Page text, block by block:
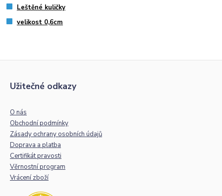
Leštěné kuličky
velikost 0,6cm
Užitečné odkazy
O nás
Obchodní podmínky
Zásady ochrany osobních údajů
Doprava a platba
Certifikát pravosti
Věrnostní program
Vrácení zboží